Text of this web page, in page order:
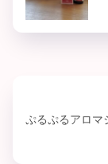
ぷるぷるアロマ